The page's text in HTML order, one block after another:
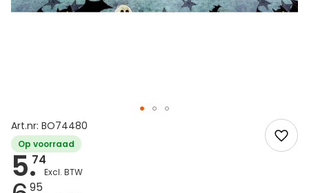
Art.nr: BO74480
Op voorraad
5.74
95